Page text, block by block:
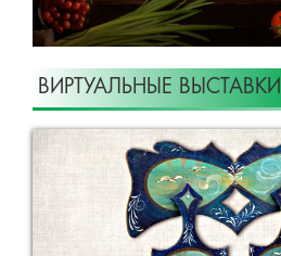
ВИРТУАЛЬНЫЕ ВЫСТАВКИ